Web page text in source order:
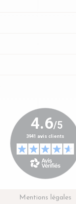
Mentions légales